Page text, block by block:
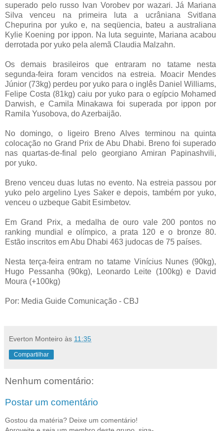
superado pelo russo Ivan Vorobev por wazari. Já Mariana
Silva venceu na primeira luta a ucrâniana Svitlana
Chepurina por yuko e, na seqüencia, bateu a australiana
Kylie Koening por ippon. Na luta seguinte, Mariana acabou
derrotada por yuko pela alemã Claudia Malzahn.
Os demais brasileiros que entraram no tatame nesta
segunda-feira foram vencidos na estreia. Moacir Mendes
Júnior (73kg) perdeu por yuko para o inglês Daniel Williams,
Felipe Costa (81kg) caiu por yuko para o egípcio Mohamed
Darwish, e Camila Minakawa foi superada por ippon por
Ramila Yusobova, do Azerbaijão.
No domingo, o ligeiro Breno Alves terminou na quinta
colocação no Grand Prix de Abu Dhabi. Breno foi superado
nas quartas-de-final pelo georgiano Amiran Papinashvili,
por yuko.
Breno venceu duas lutas no evento. Na estreia passou por
yuko pelo argelino Lyes Saker e depois, também por yuko,
venceu o uzbeque Gabit Esimbetov.
Em Grand Prix, a medalha de ouro vale 200 pontos no
ranking mundial e olímpico, a prata 120 e o bronze 80.
Estão inscritos em Abu Dhabi 463 judocas de 75 países.
Nesta terça-feira entram no tatame Vinícius Nunes (90kg),
Hugo Pessanha (90kg), Leonardo Leite (100kg) e David
Moura (+100kg)
Por: Media Guide Comunicação - CBJ
Everton Monteiro às 11:35
Compartilhar
Nenhum comentário:
Postar um comentário
Gostou da matéria? Deixe um comentário!